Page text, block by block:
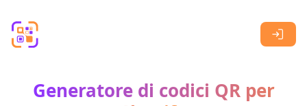
Generatore di codici QR per